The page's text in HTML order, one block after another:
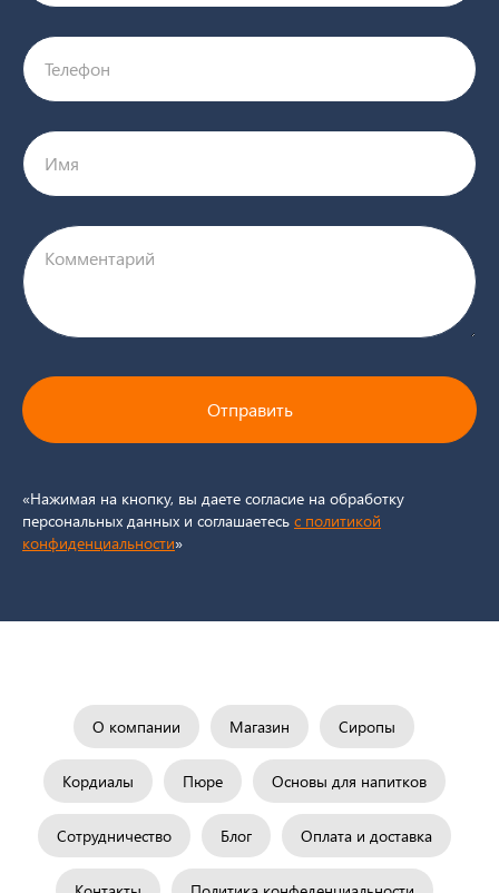
Телефон
Имя
Комментарий
Отправить
«Нажимая на кнопку, вы даете согласие на обработку
персональных данных и соглашаетесь c политикой
конфиденциальности»
О компании Магазин Сиропы
Кордиалы Пюре Основы для напитков
Сотрудничество Блог Оплата и доставка